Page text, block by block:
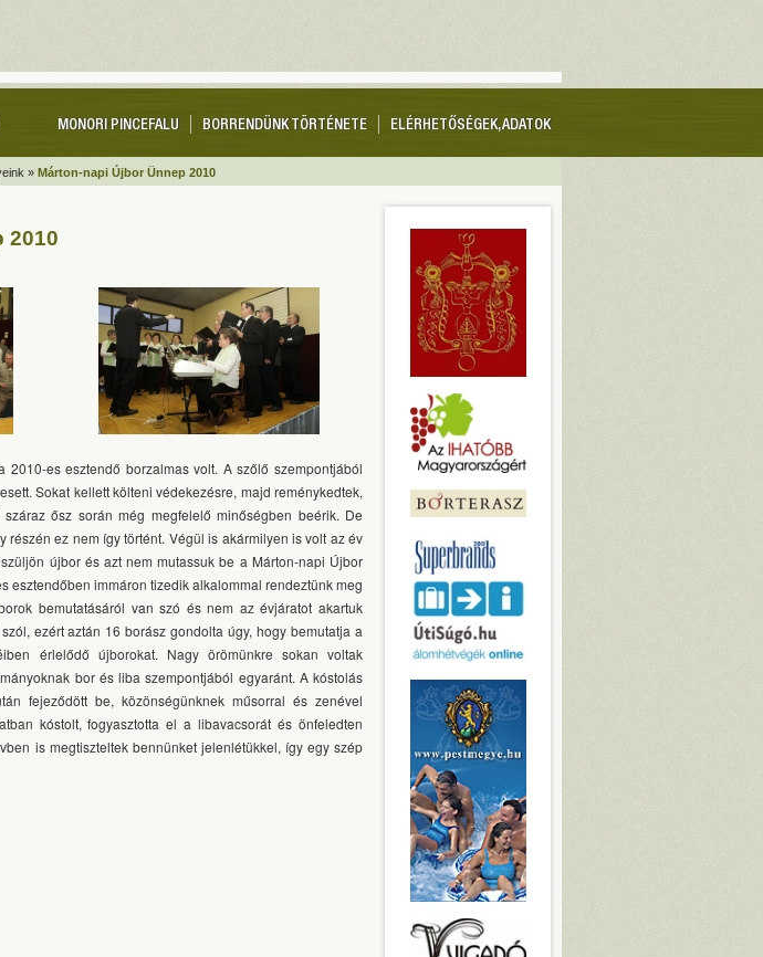
ELÉRHETŐSÉGEK, ADATOK
BORRENDÜNK TÖRTÉNETE
MONORI PINCEFALU
» Márton-napi Újbor Ünnep 2010
2010
2010-es esztendő borzalmas volt. A szőlő szempontjából
Sokat kellett költeni védekezésre, majd reménykedtek,
ősz során még megfelelő minőségben beérik. De
részén ez nem így történt. Végül is akármilyen is volt az év
újbor és azt nem mutassuk be a Márton-napi Újbor
esztendőben immáron tizedik alkalommal rendeztünk meg
bemutatásáról van szó és nem az évjáratot akartuk
ezért aztán 16 borász gondolta úgy, hogy bemutatja a
érlelődő újborokat. Nagy örömünkre sokan voltak
bor és liba szempontjából egyaránt. A kóstolás
fejeződött be, közönségünknek műsorral és zenével
kóstolt, fogyasztotta el a libavacsorát és önfeledten
is megtiszteltek bennünket jelenlétükkel, így egy szép